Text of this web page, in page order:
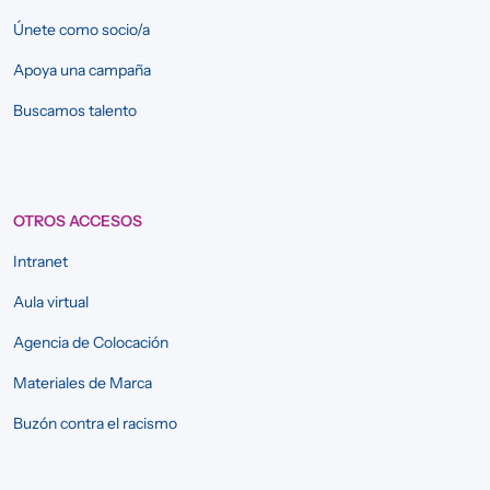
Únete como socio/a
Apoya una campaña
Buscamos talento
OTROS ACCESOS
Intranet
Aula virtual
Agencia de Colocación
Materiales de Marca
Buzón contra el racismo